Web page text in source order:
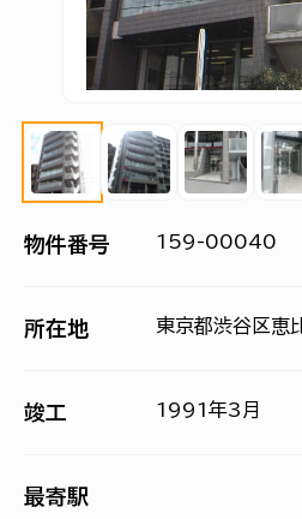
物件番号 159-00040
所在地 東京都渋谷区
竣工 1991年3月
最寄駅